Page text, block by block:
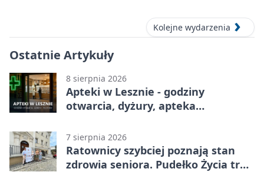
Kolejne wydarzenia
Ostatnie Artykuły
8 sierpnia 2026
Apteki w Lesznie - godziny
otwarcia, dyżury, apteka
7 sierpnia 2026
Ratownicy szybciej poznają stan
zdrowia seniora. Pudełko Życia trafi